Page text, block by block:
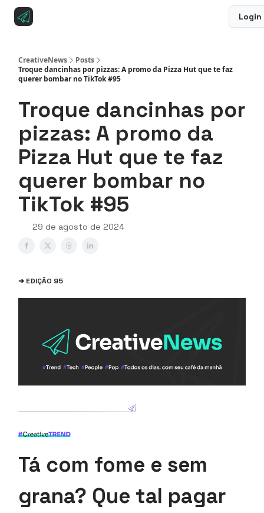
Login
CreativeNews
Posts
Troque dancinhas por pizzas: A promo da Pizza Hut que te faz
querer bombar no TikTok #95
Troque dancinhas por
pizzas: A promo da
Pizza Hut que te faz
querer bombar no
TikTok #95
29 de agosto de 2024
➜ EDIÇÃO 95
Tá com fome e sem
grana? Que tal pagar